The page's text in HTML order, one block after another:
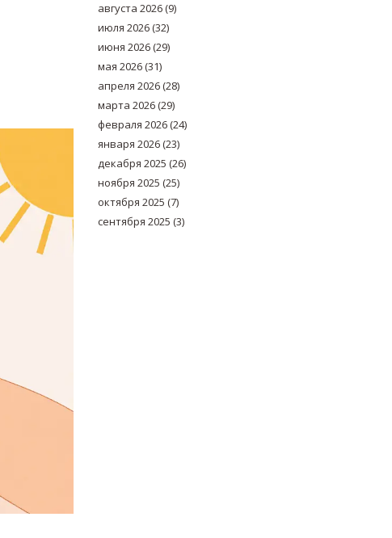
августа 2026(9)
июля 2026(32)
июня 2026(29)
мая 2026(31)
апреля 2026(28)
марта 2026(29)
февраля 2026(24)
января 2026(23)
декабря 2025 (26)
ноября 2025 (25)
октября 2025 (7)
сентября 2025 (3)